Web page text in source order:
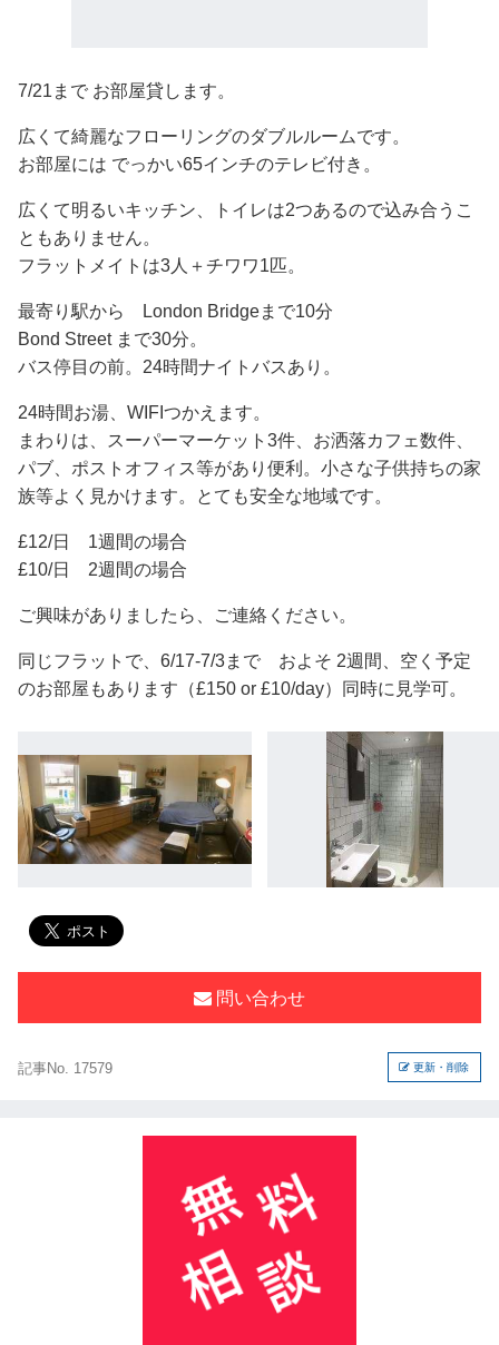
7/21まで お部屋貸します。
広くて綺麗なフローリングのダブルルームです。
お部屋には でっかい65インチのテレビ付き。
広くて明るいキッチン、トイレは2つあるので込み合うこ
ともありません。
フラットメイトは3人＋チワワ1匹。
最寄り駅から London Bridgeまで10分
Bond Street まで30分。
バス停目の前。24時間ナイトバスあり。
24時間お湯、WIFIつかえます。
まわりは、スーパーマーケット3件、お洒落カフェ数件、
パブ、ポストオフィス等があり便利。小さな子供持ちの家
族等よく見かけます。とても安全な地域です。
£12/日 1週間の場合
£10/日 2週間の場合
ご興味がありましたら、ご連絡ください。
同じフラットで、6/17-7/3まで およそ 2週間、空く予定
のお部屋もあります（£150 or £10/day）同時に見学可。
問い合わせ
記事No. 17579 更新・削除